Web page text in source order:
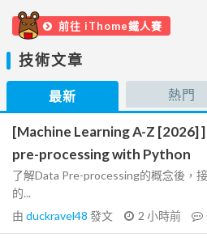
前往 iThome鐵人賽
技術文章
最新 熱門
[Machine Learning A-Z [2026]
pre-processing with Python
了解Data Pre-processing的概念後，
的...
由 duckravel48 發文 2 小時前